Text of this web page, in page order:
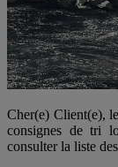
Cher(e) Client(e),
consignes de tri
consulter la liste